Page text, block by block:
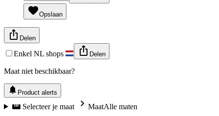
Opslaan
Delen
Enkel NL shops Delen
Maat niet beschikbaar?
Product alerts
Selecteer je maat MaatAlle maten